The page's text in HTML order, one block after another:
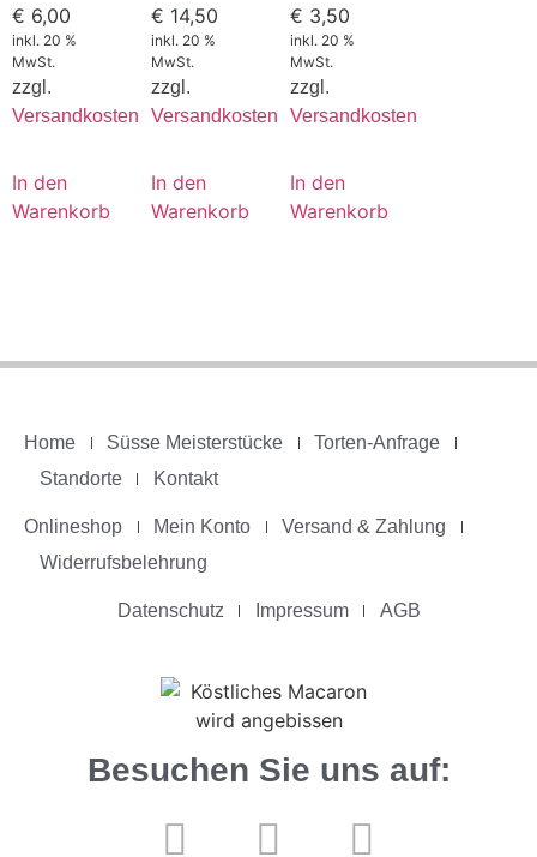
€ 6,00
inkl. 20 %
MwSt.
zzgl.
Versandkosten
In den
Warenkorb
€ 14,50
inkl. 20 %
MwSt.
zzgl.
Versandkosten
In den
Warenkorb
€ 3,50
inkl. 20 %
MwSt.
zzgl.
Versandkosten
In den
Warenkorb
Home Süsse Meisterstücke
Torten-Anfrage
Standorte
Kontakt
Onlineshop Mein Konto
Versand & Zahlung
Widerrufsbelehrung
Datenschutz Impressum AGB
Besuchen Sie uns auf: